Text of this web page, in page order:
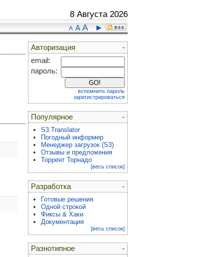
8 Августа 2026
A A A ►
-
Авторизация
email:
пароль:
вспомнить пароль
зарегистрироваться
-
Популярное
S3.Translator
Погодный информер
Менеджер загрузок (S3)
Отзывы и предложения
Торрент Торнадо
[весь список]
-
Разработка
Готовые решения
Одной строкой
Фиксы & Хаки
Документация
[весь список]
-
Разнотипное